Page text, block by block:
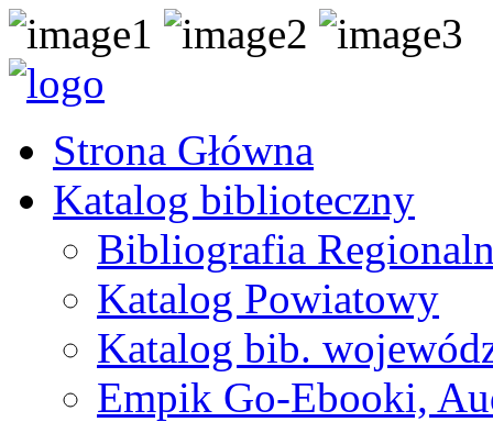
Strona Główna
Katalog biblioteczny
Bibliografia
Katalog Powiatowy
Katalog bib.
Empik Go-Ebooki,